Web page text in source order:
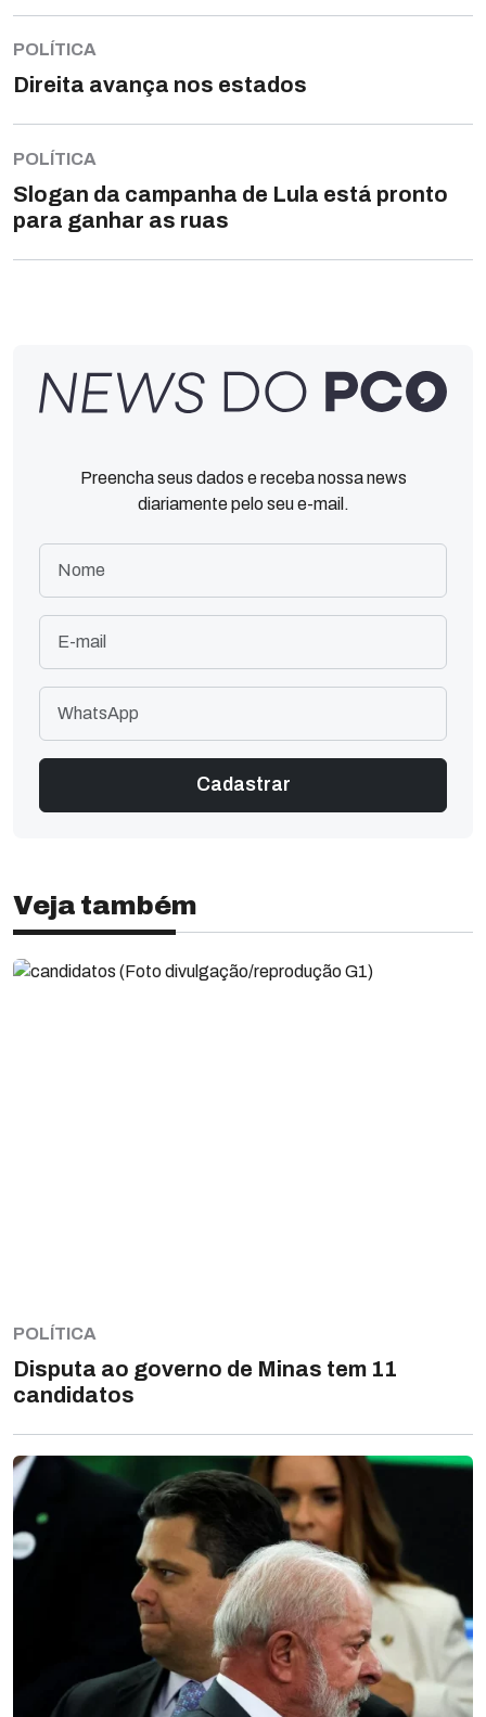
POLÍTICA
Direita avança nos estados
POLÍTICA
Slogan da campanha de Lula está pronto
para ganhar as ruas
Preencha seus dados e receba nossa news
diariamente pelo seu e-mail.
Veja também
POLÍTICA
Disputa ao governo de Minas tem 11
candidatos